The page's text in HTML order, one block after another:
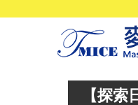
【探